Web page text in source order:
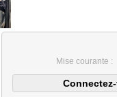
Mise courante :